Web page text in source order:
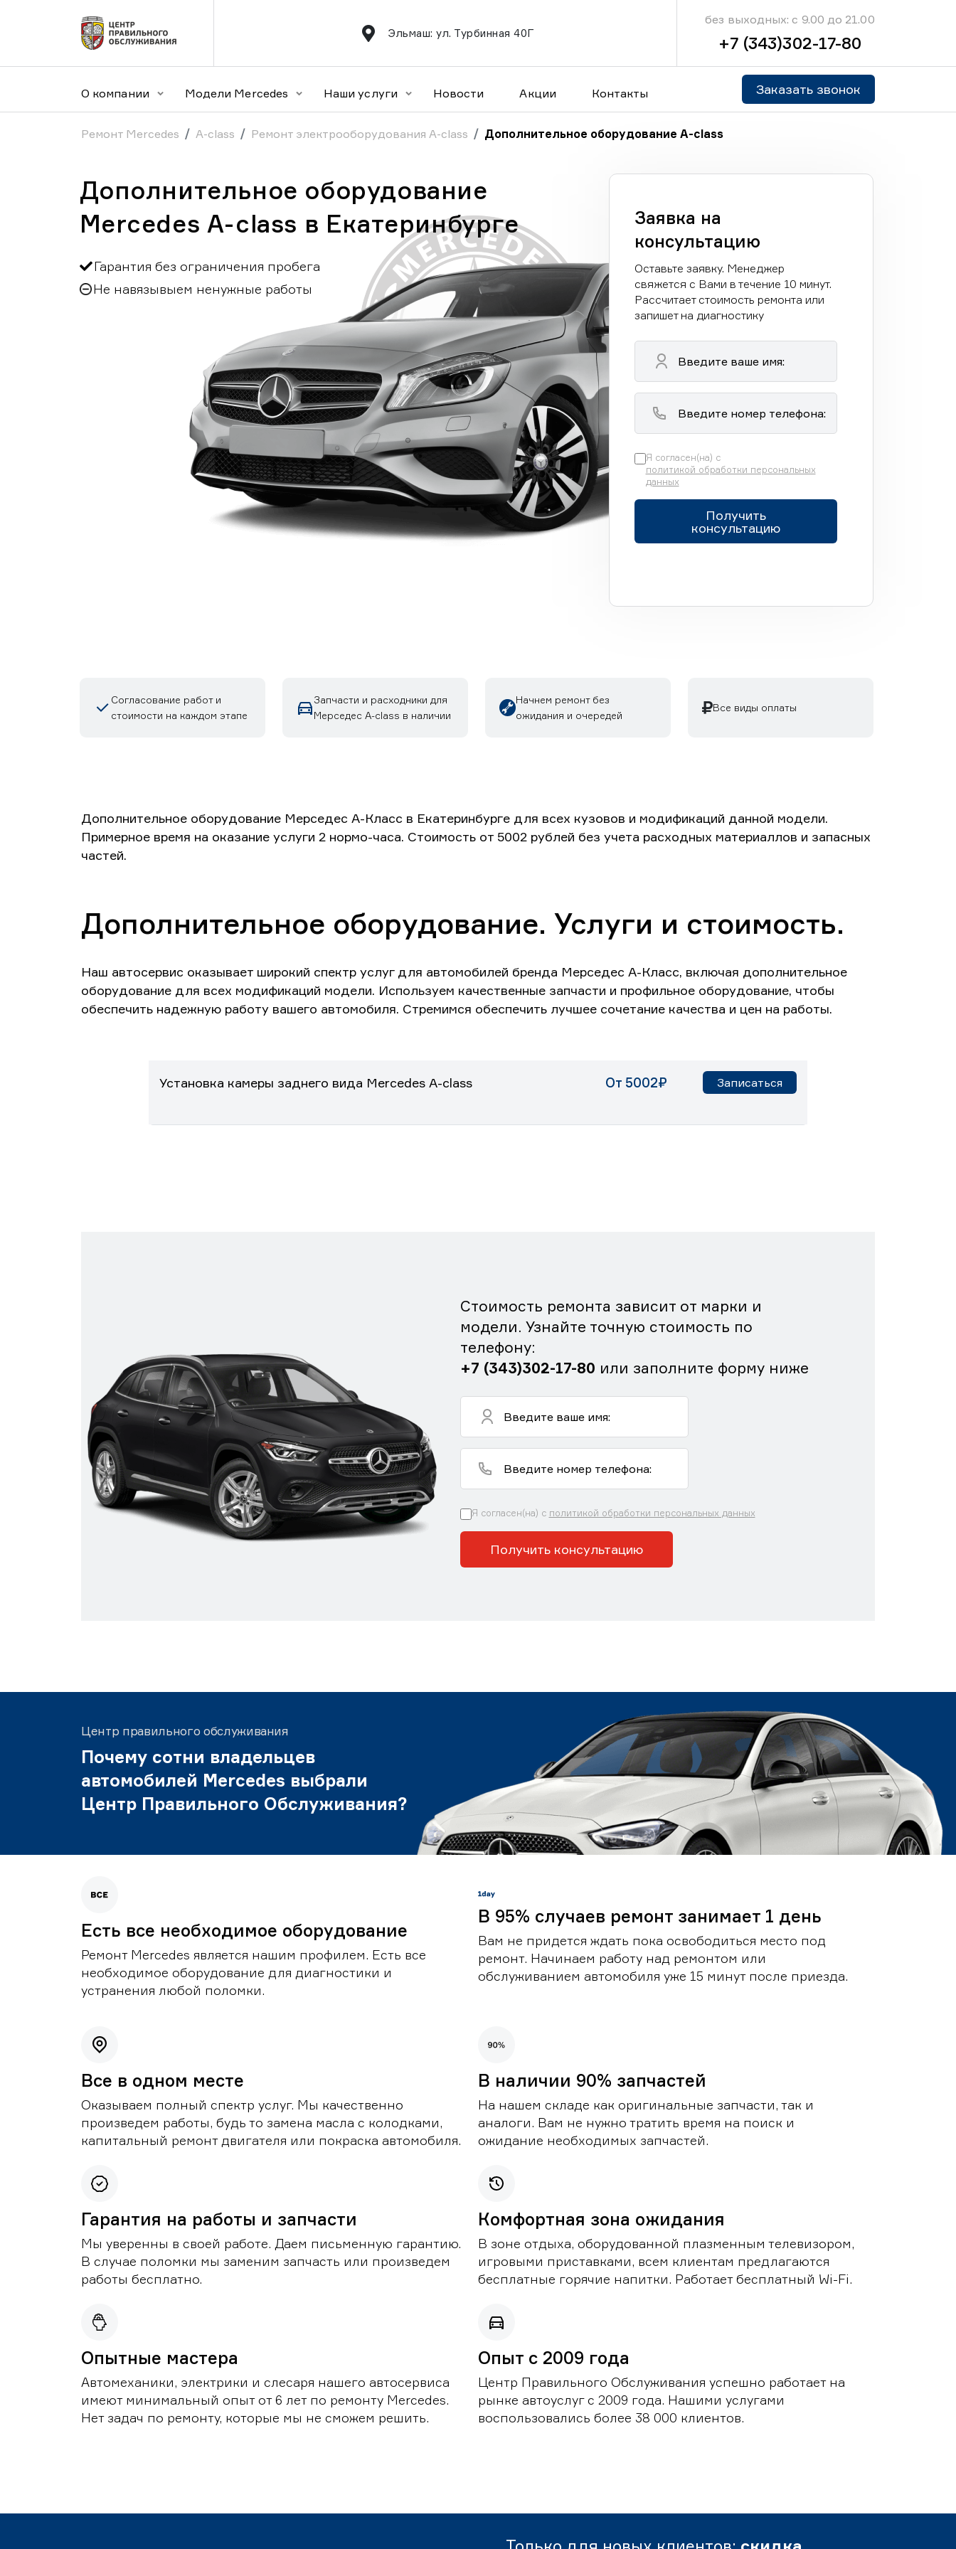
Эльмаш: ул. Турбинная 40Г
без выходных: с 9.00 до 21.00
+7 (343)302-17-80
О компании Модели Mercedes Наши услуги Новости Акции Контакты Заказать звонок
Ремонт Mercedes A-class Ремонт электрооборудования A-class Дополнительное оборудование A-class
Дополнительное оборудование
Mercedes A-class в Екатеринбурге
Гарантия без ограничения пробега
Не навязывыем ненужные работы
Заявка на
консультацию
Оставьте заявку. Менеджер
свяжется с Вами в течение 10 минут.
Рассчитает стоимость ремонта или
запишет на диагностику
Я согласен(на) с
политикой обработки персональных
данных
Получить
консультацию
Согласование работ и
стоимости на каждом этапе
Запчасти и расходники для
Мерседес A-class в наличии
Начнем ремонт без
ожидания и очередей
Все виды оплаты
Дополнительное оборудование Мерседес А-Класс в Екатеринбурге для всех кузовов и модификаций данной модели.
Примерное время на оказание услуги 2 нормо-часа. Стоимость от 5002 рублей без учета расходных материаллов и запасных
частей.
Дополнительное оборудование. Услуги и стоимость.
Наш автосервис оказывает широкий спектр услуг для автомобилей бренда Мерседес А-Класс, включая дополнительное
оборудование для всех модификаций модели. Используем качественные запчасти и профильное оборудование, чтобы
обеспечить надежную работу вашего автомобиля. Стремимся обеспечить лучшее сочетание качества и цен на работы.
Установка камеры заднего вида Mercedes A-class От 5002₽ Записаться
Стоимость ремонта зависит от марки и
модели. Узнайте точную стоимость по
телефону:
+7 (343)302-17-80 или заполните форму ниже
Я согласен(на) с политикой обработки персональных данных
Получить консультацию
Центр правильного обслуживания
Почему сотни владельцев
автомобилей Mercedes выбрали
Центр Правильного Обслуживания?
Есть все необходимое оборудование
Ремонт Mercedes является нашим профилем. Есть все
необходимое оборудование для диагностики и
устранения любой поломки.
В 95% случаев ремонт занимает 1 день
Вам не придется ждать пока освободиться место под
ремонт. Начинаем работу над ремонтом или
обслуживанием автомобиля уже 15 минут после приезда.
Все в одном месте
Оказываем полный спектр услуг. Мы качественно
произведем работы, будь то замена масла с колодками,
капитальный ремонт двигателя или покраска автомобиля.
В наличии 90% запчастей
На нашем складе как оригинальные запчасти, так и
аналоги. Вам не нужно тратить время на поиск и
ожидание необходимых запчастей.
Гарантия на работы и запчасти
Мы уверенны в своей работе. Даем письменную гарантию.
В случае поломки мы заменим запчасть или произведем
работы бесплатно.
Комфортная зона ожидания
В зоне отдыха, оборудованной плазменным телевизором,
игровыми приставками, всем клиентам предлагаются
бесплатные горячие напитки. Работает бесплатный Wi-Fi.
Опытные мастера
Автомеханики, электрики и слесаря нашего автосервиса
имеют минимальный опыт от 6 лет по ремонту Mercedes.
Нет задач по ремонту, которые мы не сможем решить.
Опыт с 2009 года
Центр Правильного Обслуживания успешно работает на
рынке автоуслуг с 2009 года. Нашими услугами
воспользовались более 38 000 клиентов.